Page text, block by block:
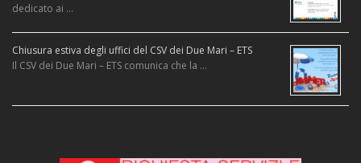
dedicato ai …
Chiusura estiva degli uffici del CSV dei Due Mari – ETS
Il CSV dei Due Mari – ETS comunica che la …